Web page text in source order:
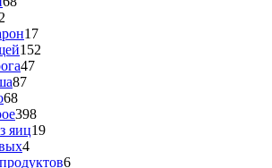
17
152
47
87
68
398
яиц19
4
6